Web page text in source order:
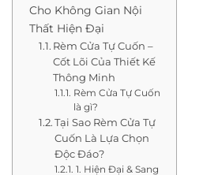
Cho Không Gian Nội
Thất Hiện Đại
Rèm Cửa Tự Cuốn –
Cốt Lõi Của Thiết Kế
Thông Minh
Rèm Cửa Tự Cuốn
là gì?
Tại Sao Rèm Cửa Tự
Cuốn Là Lựa Chọn
Độc Đáo?
1. Hiện Đại & Sang